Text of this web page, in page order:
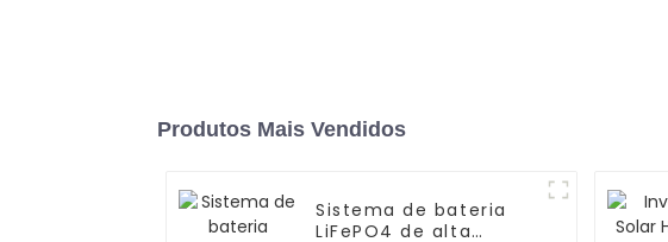
Produtos Mais Vendidos
Sistema de bateria
LiFePO4 de alta